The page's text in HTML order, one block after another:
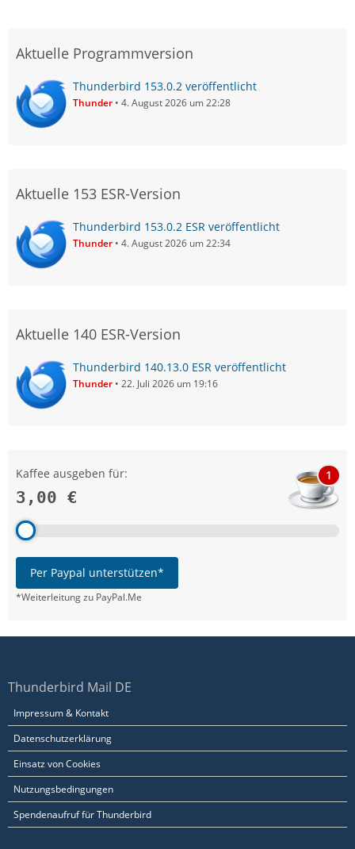
Aktuelle Programmversion
Thunderbird 153.0.2 veröffentlicht
Thunder 4. August 2026 um 22:28
Aktuelle 153 ESR-Version
Thunderbird 153.0.2 ESR veröffentlicht
Thunder 4. August 2026 um 22:34
Aktuelle 140 ESR-Version
Thunderbird 140.13.0 ESR veröffentlicht
Thunder 22. Juli 2026 um 19:16
Kaffee ausgeben für:
3,00 €
1
Per Paypal unterstützen*
*Weiterleitung zu PayPal.Me
Thunderbird Mail DE
Impressum & Kontakt
Datenschutzerklärung
Einsatz von Cookies
Nutzungsbedingungen
Spendenaufruf für Thunderbird